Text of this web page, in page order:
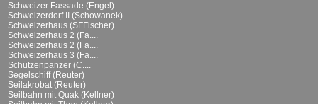
Schweizer Fassade (Engel)
Schweizerdorf II (Schowanek)
Schweizerhaus (SFFischer)
Schweizerhaus 2 (Fa....
Schweizerhaus 2 (Fa....
Schweizerhaus 3 (Fa....
Schützenpanzer (C....
Segelschiff (Reuter)
Seilakrobat (Reuter)
Seilbahn mit Quak (Kellner)